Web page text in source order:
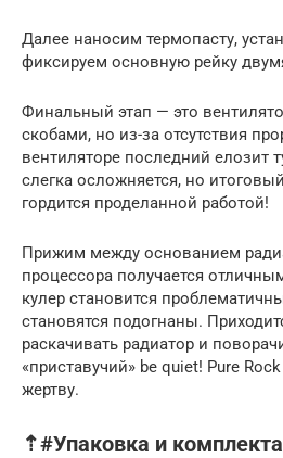
Далее наносим термопасту,
фиксируем основную рейку
Финальный этап — это
скобами, но из-за отсутствия
вентиляторе последний елозит
слегка осложняется, но
гордится проделанной работой!
Прижим между основанием
процессора получается
кулер становится
становятся подогнаны.
раскачивать радиатор и
«приставучий» be quiet! Pure
жертву.
⇡#Упаковка и